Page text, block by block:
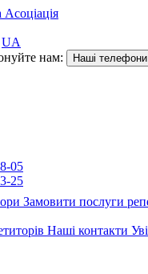
Асоціація
UA
нам:
Наші телефони
05
25
Замовити послуги
Наші контакти